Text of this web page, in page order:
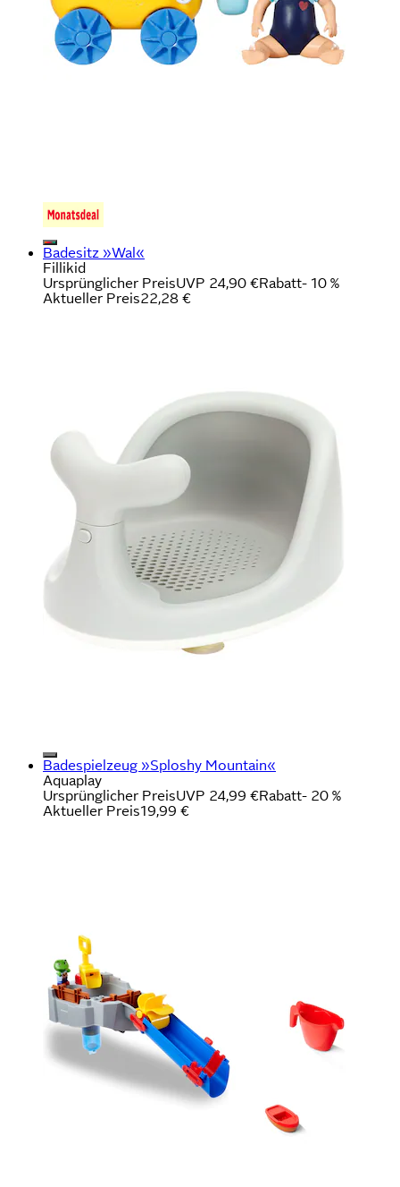
Badesitz »Wal«
Fillikid
Ursprünglicher PreisUVP 24,90 €Rabatt- 10 %
Aktueller Preis22,28 €
Badespielzeug »Sploshy Mountain«
Aquaplay
Ursprünglicher PreisUVP 24,99 €Rabatt- 20 %
Aktueller Preis19,99 €